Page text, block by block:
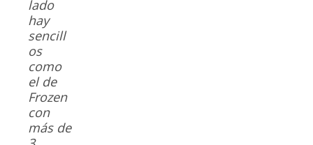
lado
hay
sencill
os
como
el de
Frozen
con
más de